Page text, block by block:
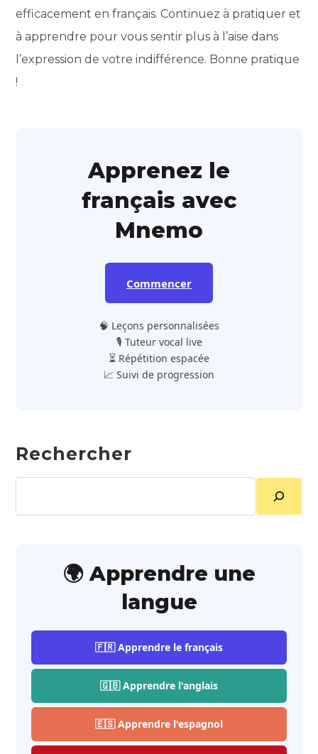
efficacement en français. Continuez à pratiquer et
à apprendre pour vous sentir plus à l’aise dans
l’expression de votre indifférence. Bonne pratique
!
Apprenez le
français avec
Mnemo
Commencer
🧠 Leçons personnalisées
🎙️ Tuteur vocal live
⏳ Répétition espacée
📈 Suivi de progression
Rechercher
🌍 Apprendre une
langue
🇫🇷 Apprendre le français
🇬🇧 Apprendre l'anglais
🇪🇸 Apprendre l'espagnol